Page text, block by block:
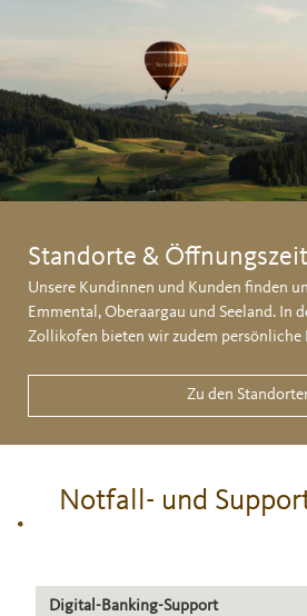
Standorte &
Unsere Kundinnen und Kunden finden
Emmental, Oberaargau und Seeland. In
Zollikofen bieten wir zudem persönliche
Zu den
Notfall- und
Digital-Banking-Support